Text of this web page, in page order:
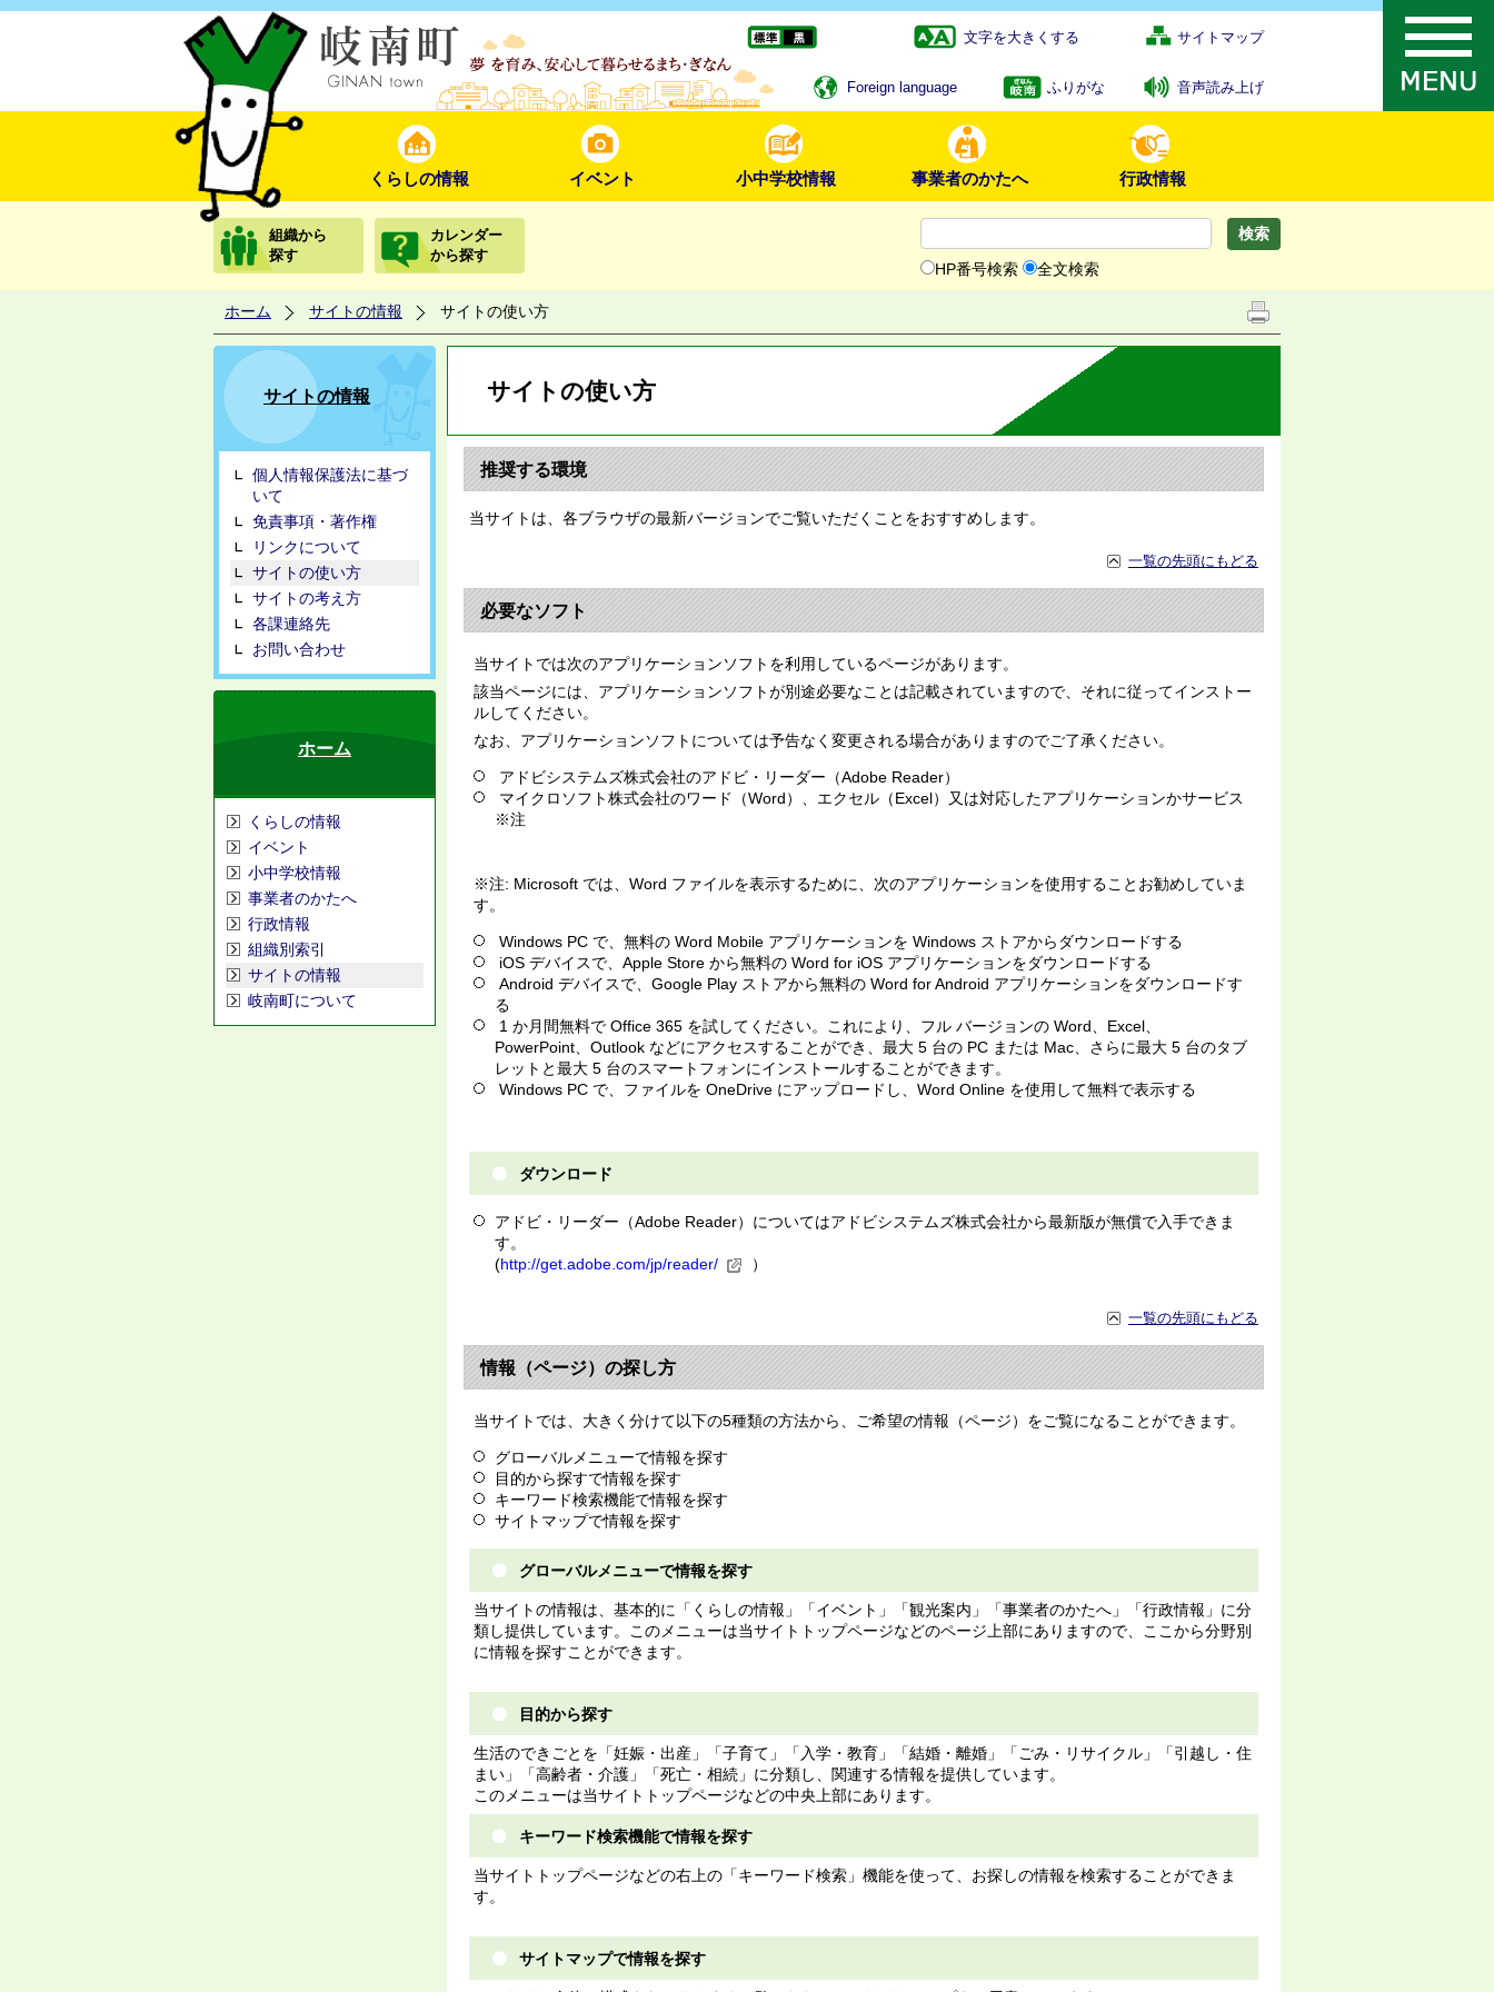
文字を大きくする サイトマップ
Foreign language ふりがな 音声読み上げ
くらしの情報 イベント 小中学校情報 事業者のかたへ 行政情報
組織から
探す
カレンダー
から探す
HP番号検索 全文検索
ホーム サイトの情報 サイトの使い方
サイトの情報
個人情報保護法に基づ
いて
免責事項・著作権
リンクについて
サイトの使い方
サイトの考え方
各課連絡先
お問い合わせ
ホーム
くらしの情報
イベント
小中学校情報
事業者のかたへ
行政情報
組織別索引
サイトの情報
岐南町について
サイトの使い方
推奨する環境
当サイトは、各ブラウザの最新バージョンでご覧いただくことをおすすめします。
一覧の先頭にもどる
必要なソフト
当サイトでは次のアプリケーションソフトを利用しているページがあります。
該当ページには、アプリケーションソフトが別途必要なことは記載されていますので、それに従ってインストー
ルしてください。
なお、アプリケーションソフトについては予告なく変更される場合がありますのでご了承ください。
アドビシステムズ株式会社のアドビ・リーダー（Adobe Reader）
マイクロソフト株式会社のワード（Word）、エクセル（Excel）又は対応したアプリケーションかサービス
※注
※注: Microsoft では、Word ファイルを表示するために、次のアプリケーションを使用することお勧めしていま
す。
Windows PC で、無料の Word Mobile アプリケーションを Windows ストアからダウンロードする
iOS デバイスで、Apple Store から無料の Word for iOS アプリケーションをダウンロードする
Android デバイスで、Google Play ストアから無料の Word for Android アプリケーションをダウンロードす
る
1 か月間無料で Office 365 を試してください。これにより、フル バージョンの Word、Excel、
PowerPoint、Outlook などにアクセスすることができ、最大 5 台の PC または Mac、さらに最大 5 台のタブ
レットと最大 5 台のスマートフォンにインストールすることができます。
Windows PC で、ファイルを OneDrive にアップロードし、Word Online を使用して無料で表示する
ダウンロード
アドビ・リーダー（Adobe Reader）についてはアドビシステムズ株式会社から最新版が無償で入手できま
す。
(http://get.adobe.com/jp/reader/ ）
一覧の先頭にもどる
情報（ページ）の探し方
当サイトでは、大きく分けて以下の5種類の方法から、ご希望の情報（ページ）をご覧になることができます。
グローバルメニューで情報を探す
目的から探すで情報を探す
キーワード検索機能で情報を探す
サイトマップで情報を探す
グローバルメニューで情報を探す
当サイトの情報は、基本的に「くらしの情報」「イベント」「観光案内」「事業者のかたへ」「行政情報」に分
類し提供しています。このメニューは当サイトトップページなどのページ上部にありますので、ここから分野別
に情報を探すことができます。
目的から探す
生活のできごとを「妊娠・出産」「子育て」「入学・教育」「結婚・離婚」「ごみ・リサイクル」「引越し・住
まい」「高齢者・介護」「死亡・相続」に分類し、関連する情報を提供しています。
このメニューは当サイトトップページなどの中央上部にあります。
キーワード検索機能で情報を探す
当サイトトップページなどの右上の「キーワード検索」機能を使って、お探しの情報を検索することができま
す。
サイトマップで情報を探す